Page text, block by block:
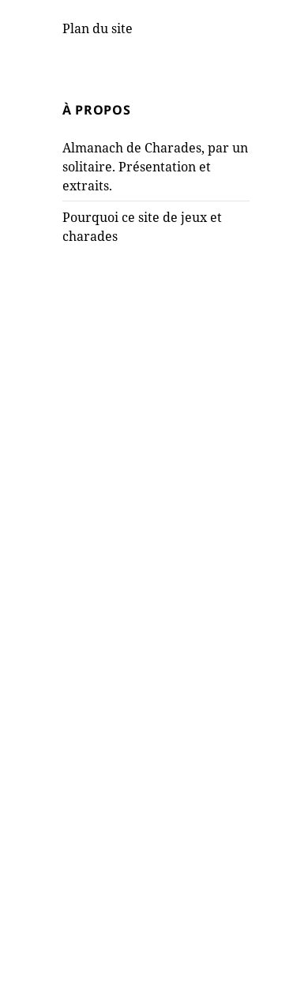
Plan du site
À PROPOS
Almanach de Charades, par un
solitaire. Présentation et
extraits.
Pourquoi ce site de jeux et
charades